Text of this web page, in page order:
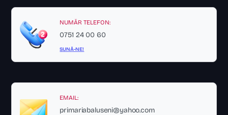
NUMĂR TELEFON:
0751 24 00 60
SUNĂ-NE!
EMAIL:
primariabaluseni@yahoo.com